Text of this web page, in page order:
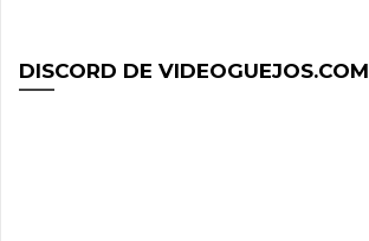
DISCORD DE VIDEOGUEJOS.COM